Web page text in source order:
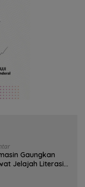
Gaungkan
Jelajah Literasi